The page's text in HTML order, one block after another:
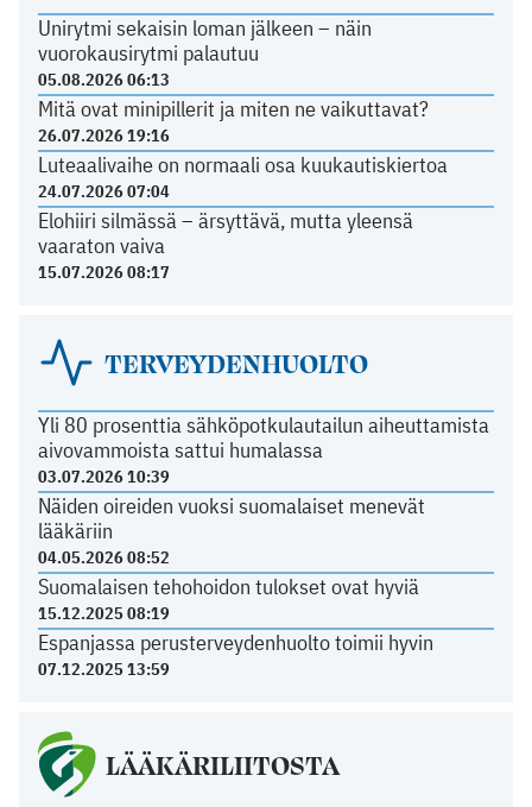
Unirytmi sekaisin loman jälkeen – näin
vuorokausirytmi palautuu
05.08.2026 06:13
Mitä ovat minipillerit ja miten ne vaikuttavat?
26.07.2026 19:16
Luteaalivaihe on normaali osa kuukautiskiertoa
24.07.2026 07:04
Elohiiri silmässä – ärsyttävä, mutta yleensä
vaaraton vaiva
15.07.2026 08:17
TERVEYDENHUOLTO
Yli 80 prosenttia sähköpotkulautailun aiheuttamista
aivovammoista sattui humalassa
03.07.2026 10:39
Näiden oireiden vuoksi suomalaiset menevät
lääkäriin
04.05.2026 08:52
Suomalaisen tehohoidon tulokset ovat hyviä
15.12.2025 08:19
Espanjassa perusterveydenhuolto toimii hyvin
07.12.2025 13:59
LÄÄKÄRILIITOSTA